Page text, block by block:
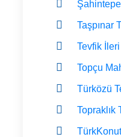
Taşpınar
Tevfik
Topçu
Türközü
Topraklık